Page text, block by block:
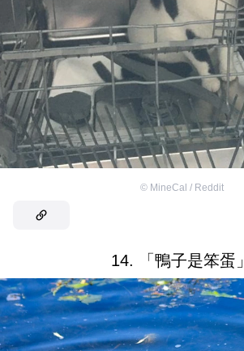
© MineCal / Reddit
14. 「鴨子是笨蛋」